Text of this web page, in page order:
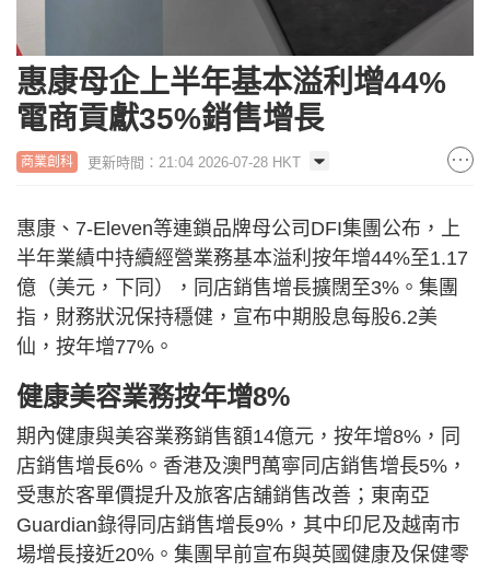
惠康母企上半年基本溢利增44%
電商貢獻35%銷售增長
商業創科 更新時間：21:04 2026-07-28 HKT
惠康、7-Eleven等連鎖品牌母公司DFI集團公布，上
半年業績中持續經營業務基本溢利按年增44%至1.17
億（美元，下同），同店銷售增長擴闊至3%。集團
指，財務狀況保持穩健，宣布中期股息每股6.2美
仙，按年增77%。
健康美容業務按年增8%
期內健康與美容業務銷售額14億元，按年增8%，同
店銷售增長6%。香港及澳門萬寧同店銷售增長5%，
受惠於客單價提升及旅客店舖銷售改善；東南亞
Guardian錄得同店銷售增長9%，其中印尼及越南市
場增長接近20%。集團早前宣布與英國健康及保健零